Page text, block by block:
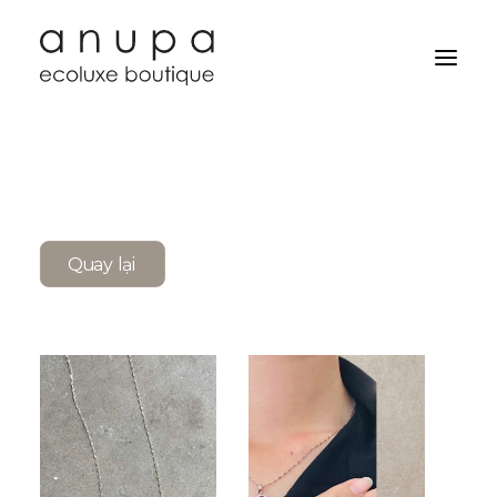
Search
Quay lại